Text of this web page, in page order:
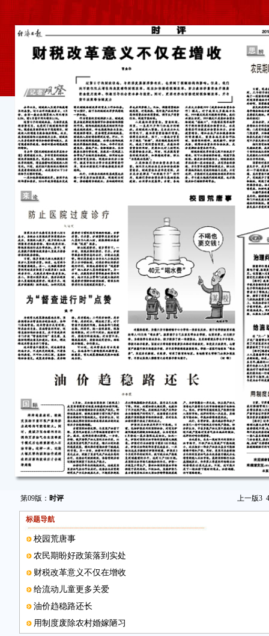
第09版： 时评 上一版3 4
标题导航
校园荒唐事
农民期盼好政策落到实处
财税改革意义不仅在增收
给流动儿童更多关爱
油价趋稳路还长
用制度废除农村婚嫁陋习